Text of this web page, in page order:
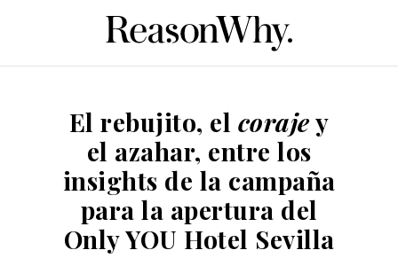
El rebujito, el corajey
el azahar, entre los
insights de la campaña
para la apertura del
Only YOU Hotel Sevilla